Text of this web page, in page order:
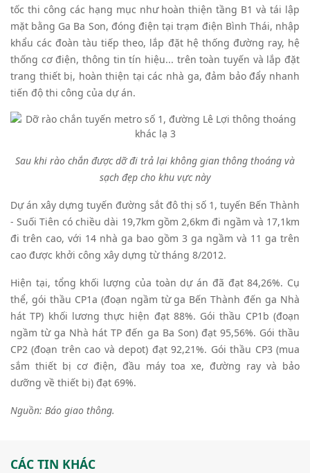
tốc thi công các hạng mục như hoàn thiện tầng B1 và tái lập
mặt bằng Ga Ba Son, đóng điện tại trạm điện Bình Thái, nhập
khẩu các đoàn tàu tiếp theo, lắp đặt hệ thống đường ray, hệ
thống cơ điện, thông tin tín hiệu... trên toàn tuyến và lắp đặt
trang thiết bị, hoàn thiện tại các nhà ga, đảm bảo đẩy nhanh
tiến độ thi công của dự án.
Sau khi rào chắn được dỡ đi trả lại không gian thông thoáng và
sạch đẹp cho khu vực này
Dự án xây dựng tuyến đường sắt đô thị số 1, tuyến Bến Thành
- Suối Tiên có chiều dài 19,7km gồm 2,6km đi ngầm và 17,1km
đi trên cao, với 14 nhà ga bao gồm 3 ga ngầm và 11 ga trên
cao được khởi công xây dựng từ tháng 8/2012.
Hiện tại, tổng khối lượng của toàn dự án đã đạt 84,26%. Cụ
thể, gói thầu CP1a (đoạn ngầm từ ga Bến Thành đến ga Nhà
hát TP) khối lương thực hiện đạt 88%. Gói thầu CP1b (đoạn
ngầm từ ga Nhà hát TP đến ga Ba Son) đạt 95,56%. Gói thầu
CP2 (đoạn trên cao và depot) đạt 92,21%. Gói thầu CP3 (mua
sắm thiết bị cơ điện, đầu máy toa xe, đường ray và bảo
dưỡng về thiết bị) đạt 69%.
Nguồn: Báo giao thông.
CÁC TIN KHÁC